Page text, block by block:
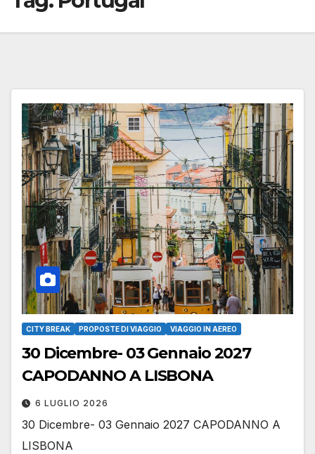
CITY BREAK PROPOSTE DI VIAGGIO VIAGGIO IN AEREO
30 Dicembre- 03 Gennaio 2027
CAPODANNO A LISBONA
6 LUGLIO 2026
30 Dicembre- 03 Gennaio 2027 CAPODANNO A
LISBONA